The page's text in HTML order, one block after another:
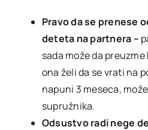
Pravo da se prenese
deteta na partnera –
sada može da
ona želi da se vrati na
napuni 3 meseca,
supružnika.
Odsustvo radi nege